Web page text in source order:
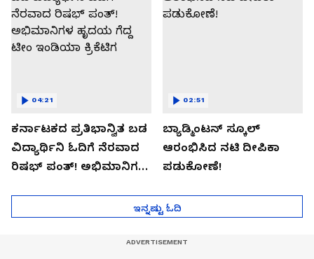
ಕರ್ನಾಟಕದ ಪ್ರತಿಭಾನ್ವಿತ ಬಡ
ವಿದ್ಯಾರ್ಥಿನಿ ಓದಿಗೆ ನೆರವಾದ
ರಿಷಭ್ ಪಂತ್! ಅಭಿಮಾನಿಗಳ
04:21
ಬ್ಯಾಡ್ಮಿಂಟನ್ ಸ್ಕೂಲ್​
ಆರಂಭಿಸಿದ ನಟಿ ದೀಪಿಕಾ
ಪಡುಕೋಣೆ!
02:51
ಇನ್ನಷ್ಟು ಓದಿ